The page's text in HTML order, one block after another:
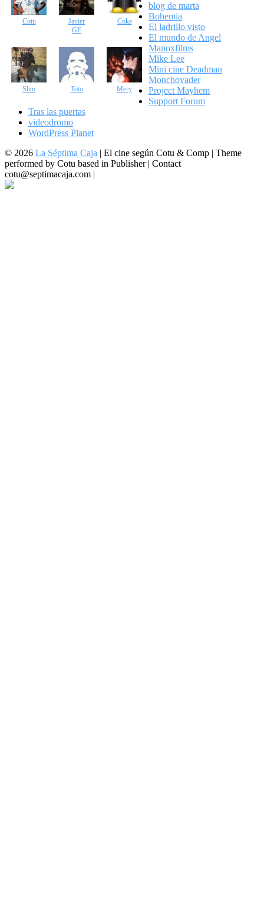
Cotu
Javier
GF
Coke
Slim Toto Mery
blog de marta
Bohemia
El ladrillo visto
El mundo de Angel
Manoxfilms
Mike Lee
Mini cine Deadman
Monchovader
Project Mayhem
Support Forum
Tras las puertas
videodromo
WordPress Planet
© 2026 La Séptima Caja | El cine según Cotu & Comp | Theme
performed by Cotu based in Publisher | Contact
cotu@septimacaja.com |